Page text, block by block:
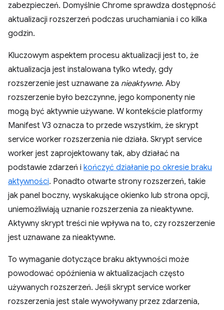
zabezpieczeń. Domyślnie Chrome sprawdza dostępność
aktualizacji rozszerzeń podczas uruchamiania i co kilka
godzin.
Kluczowym aspektem procesu aktualizacji jest to, że
aktualizacja jest instalowana tylko wtedy, gdy
rozszerzenie jest uznawane za nieaktywne. Aby
rozszerzenie było bezczynne, jego komponenty nie
mogą być aktywnie używane. W kontekście platformy
Manifest V3 oznacza to przede wszystkim, że skrypt
service worker rozszerzenia nie działa. Skrypt service
worker jest zaprojektowany tak, aby działać na
podstawie zdarzeń i kończyć działanie po okresie braku
aktywności. Ponadto otwarte strony rozszerzeń, takie
jak panel boczny, wyskakujące okienko lub strona opcji,
uniemożliwiają uznanie rozszerzenia za nieaktywne.
Aktywny skrypt treści nie wpływa na to, czy rozszerzenie
jest uznawane za nieaktywne.
To wymaganie dotyczące braku aktywności może
powodować opóźnienia w aktualizacjach często
używanych rozszerzeń. Jeśli skrypt service worker
rozszerzenia jest stale wywoływany przez zdarzenia,